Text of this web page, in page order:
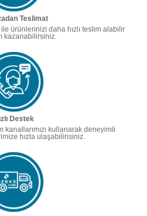
Teslimat
ürünlerinizi daha hızlı teslim alabilir
kazanabilirsiniz.
Destek
kullanarak deneyimli
hızla ulaşabilirisiniz.